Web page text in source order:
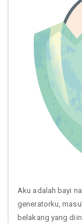
Aku adalah bayi
generatorku,
belakang yang